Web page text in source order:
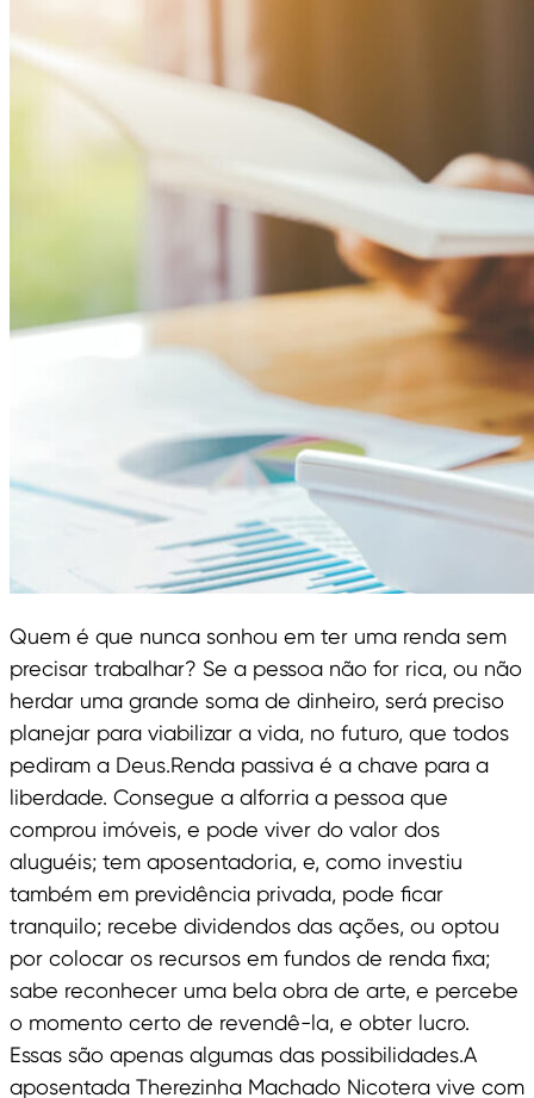
Quem é que nunca sonhou em ter uma renda sem
precisar trabalhar? Se a pessoa não for rica, ou não
herdar uma grande soma de dinheiro, será preciso
planejar para viabilizar a vida, no futuro, que todos
pediram a Deus.Renda passiva é a chave para a
liberdade. Consegue a alforria a pessoa que
comprou imóveis, e pode viver do valor dos
aluguéis; tem aposentadoria, e, como investiu
também em previdência privada, pode ficar
tranquilo; recebe dividendos das ações, ou optou
por colocar os recursos em fundos de renda fixa;
sabe reconhecer uma bela obra de arte, e percebe
o momento certo de revendê-la, e obter lucro.
Essas são apenas algumas das possibilidades.A
aposentada Therezinha Machado Nicotera vive com